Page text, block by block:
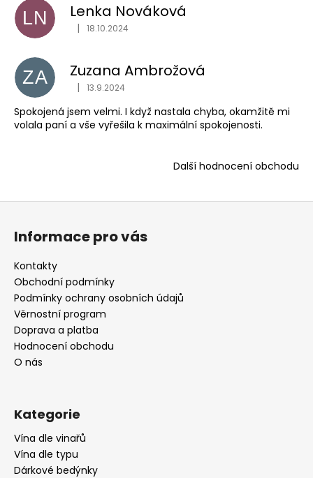
LN Lenka Nováková
Hodnocení obchodu je 5 z 5 hvězdiček.
| 18.10.2024
ZA Zuzana Ambrožová
Hodnocení obchodu je 5 z 5 hvězdiček.
| 13.9.2024
Spokojená jsem velmi. I když nastala chyba, okamžitě mi
volala paní a vše vyřešila k maximální spokojenosti.
Další hodnocení obchodu
Z
Informace pro vás
Kontakty
Obchodní podmínky
Podmínky ochrany osobních údajů
Věrnostní program
Doprava a platba
Hodnocení obchodu
O nás
Kategorie
Vína dle vinařů
Vína dle typu
Dárkové bedýnky